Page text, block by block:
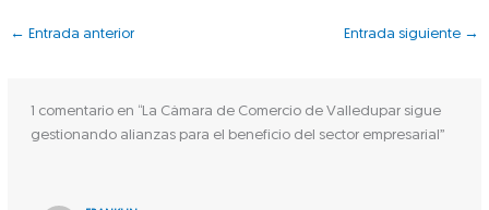
← Entrada anterior Entrada siguiente →
1 comentario en “La Cámara de Comercio de Valledupar sigue
gestionando alianzas para el beneficio del sector empresarial”